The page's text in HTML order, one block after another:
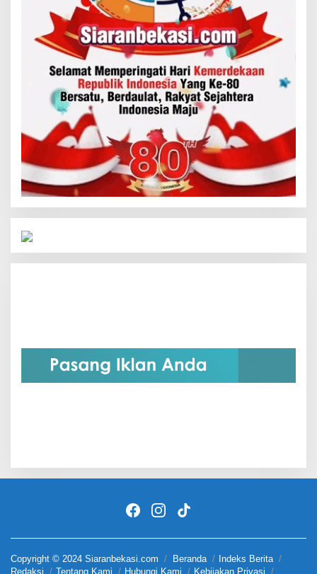
Copyright © 2024 Siaranbekasi.com Beranda
Indeks Berita
Redaksi
Tentang Kami Hubungi Kami
Kebijakan Privasi